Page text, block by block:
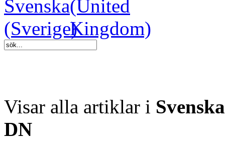
Visar alla artiklar i
DN